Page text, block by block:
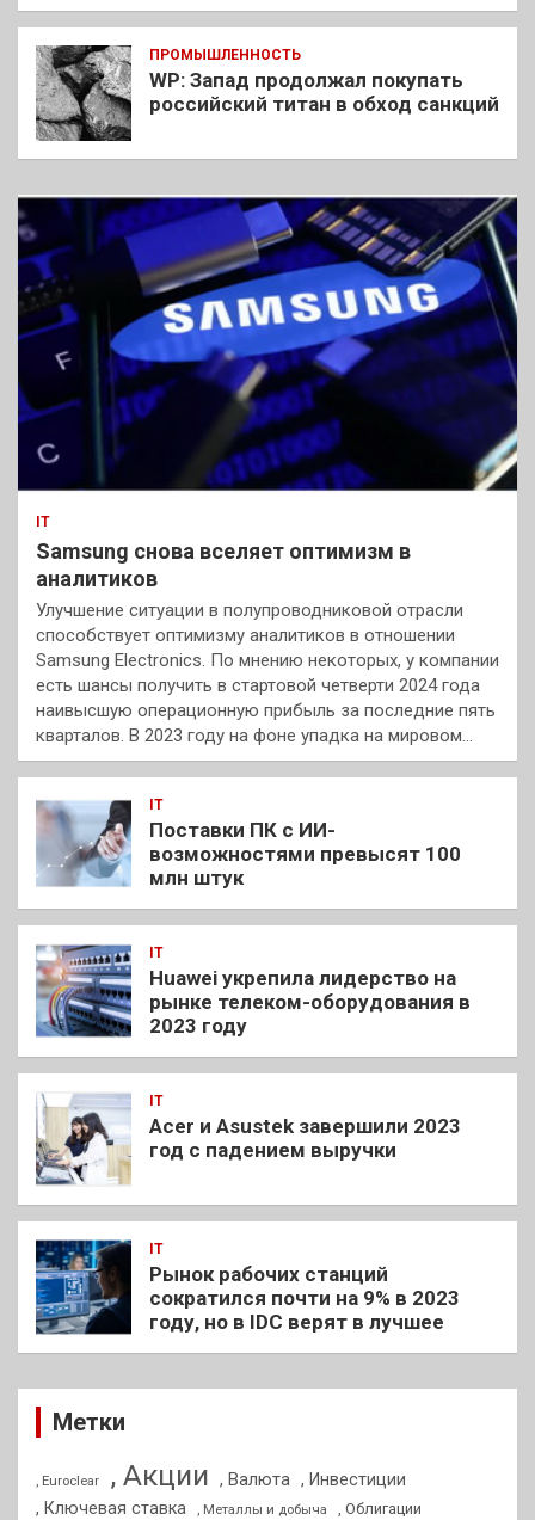
ПРОМЫШЛЕННОСТЬ
WP: Запад продолжал покупать
российский титан в обход санкций
IT
Samsung снова вселяет оптимизм в
аналитиков
Улучшение ситуации в полупроводниковой отрасли
способствует оптимизму аналитиков в отношении
Samsung Electronics. По мнению некоторых, у компании
есть шансы получить в стартовой четверти 2024 года
наивысшую операционную прибыль за последние пять
кварталов. В 2023 году на фоне упадка на мировом…
IT
Поставки ПК с ИИ-
возможностями превысят 100
млн штук
IT
Huawei укрепила лидерство на
рынке телеком-оборудования в
2023 году
IT
Acer и Asustek завершили 2023
год с падением выручки
IT
Рынок рабочих станций
сократился почти на 9% в 2023
году, но в IDC верят в лучшее
Метки
, Euroclear , Акции , Валюта , Инвестиции
, Ключевая ставка
, Металлы и добыча , Облигации